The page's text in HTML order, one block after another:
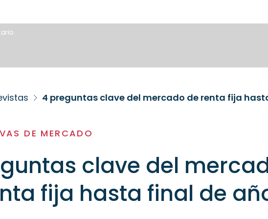
4 preguntas clave del mercado de renta fija
DE MERCADO
clave del
fija hasta final de